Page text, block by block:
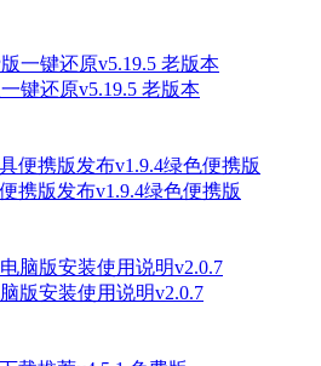
键还原v5.19.5 老版本
携版发布v1.9.4绿色便携版
版安装使用说明v2.0.7